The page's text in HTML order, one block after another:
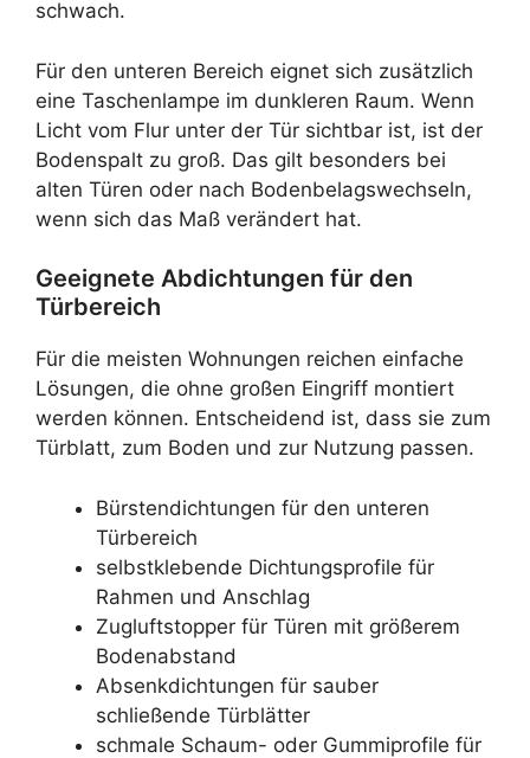
schwach.
Für den unteren Bereich eignet sich zusätzlich
eine Taschenlampe im dunkleren Raum. Wenn
Licht vom Flur unter der Tür sichtbar ist, ist der
Bodenspalt zu groß. Das gilt besonders bei
alten Türen oder nach Bodenbelagswechseln,
wenn sich das Maß verändert hat.
Geeignete Abdichtungen für den
Türbereich
Für die meisten Wohnungen reichen einfache
Lösungen, die ohne großen Eingriff montiert
werden können. Entscheidend ist, dass sie zum
Türblatt, zum Boden und zur Nutzung passen.
Bürstendichtungen für den unteren
Türbereich
selbstklebende Dichtungsprofile für
Rahmen und Anschlag
Zugluftstopper für Türen mit größerem
Bodenabstand
Absenkdichtungen für sauber
schließende Türblätter
schmale Schaum- oder Gummiprofile für